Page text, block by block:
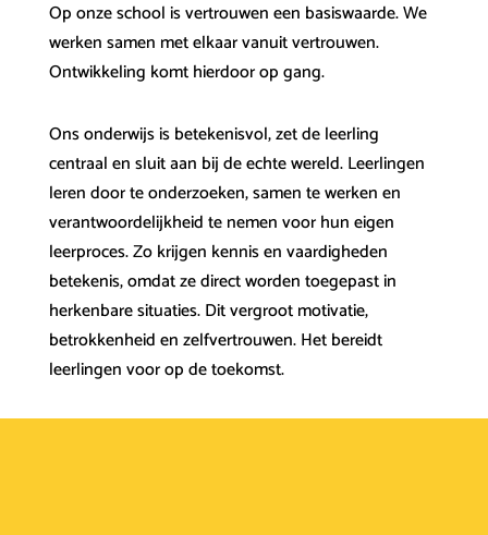
Op onze school is vertrouwen een basiswaarde. We
werken samen met elkaar vanuit vertrouwen.
Ontwikkeling komt hierdoor op gang.
Ons onderwijs is betekenisvol, zet de leerling
centraal en sluit aan bij de echte wereld. Leerlingen
leren door te onderzoeken, samen te werken en
verantwoordelijkheid te nemen voor hun eigen
leerproces. Zo krijgen kennis en vaardigheden
betekenis, omdat ze direct worden toegepast in
herkenbare situaties. Dit vergroot motivatie,
betrokkenheid en zelfvertrouwen. Het bereidt
leerlingen voor op de toekomst.